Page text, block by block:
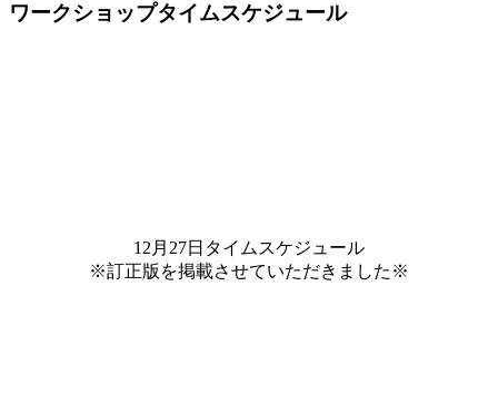
ワークショップタイムスケジュール
12月27日タイムスケジュール
※訂正版を掲載させていただきました※